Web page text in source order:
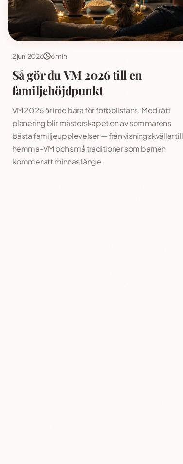
2 juni 2026 6 min
Så gör du VM 2026 till en
familjehöjdpunkt
VM 2026 är inte bara för fotbollsfans. Med rätt
planering blir mästerskapet en av sommarens
bästa familjeupplevelser — från visningskvällar till
hemma-VM och små traditioner som barnen
kommer att minnas länge.